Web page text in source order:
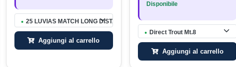
● 25 LUVIAS MATCH LONG DISTANCE LAKE TROUT 45ML
Aggiungi al carrello
Disponibile
● Direct Trout Mt.8
Aggiungi al carrello